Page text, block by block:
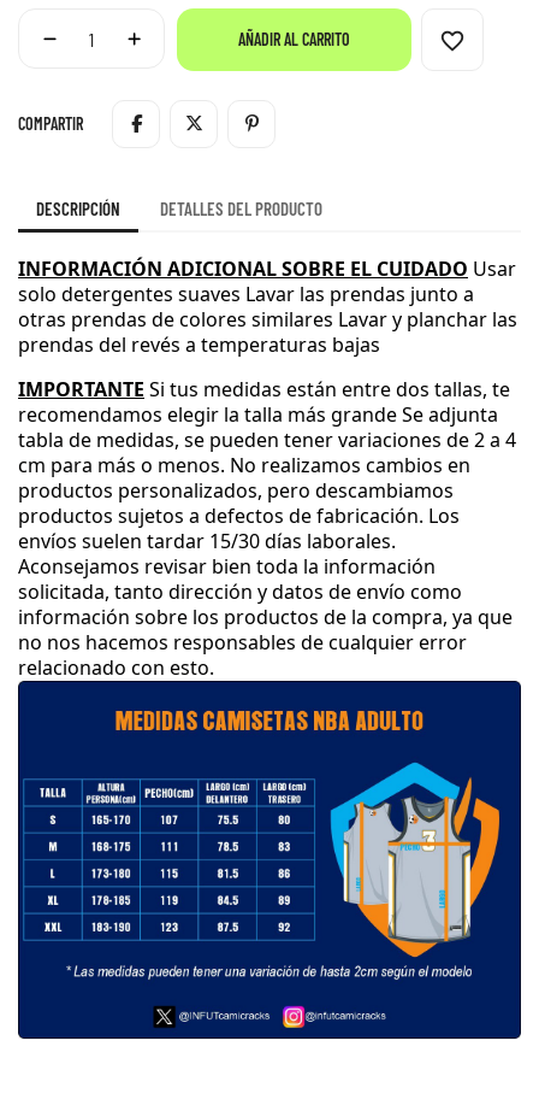
AÑADIR AL CARRITO favorite_border
COMPARTIR
DESCRIPCIÓN DETALLES DEL PRODUCTO
INFORMACIÓN ADICIONAL SOBRE EL CUIDADO Usar
solo detergentes suaves Lavar las prendas junto a
otras prendas de colores similares Lavar y planchar las
prendas del revés a temperaturas bajas
IMPORTANTE Si tus medidas están entre dos tallas, te
recomendamos elegir la talla más grandeSe adjunta
tabla de medidas, se pueden tener variaciones de 2 a 4
cm para más o menos. No realizamos cambios en
productos personalizados, pero descambiamos
productos sujetos a defectos de fabricación. Los
envíos suelen tardar 15/30 días laborales.
Aconsejamos revisar bien toda la información
solicitada, tanto dirección y datos de envío como
información sobre los productos de la compra, ya que
no nos hacemos responsables de cualquier error
relacionado con esto.